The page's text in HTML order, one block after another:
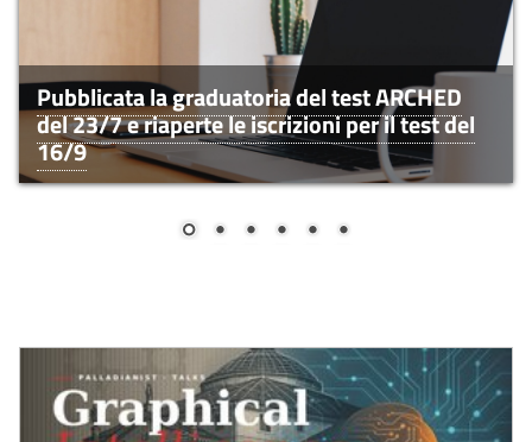
Pubblicata la graduatoria del test ARCHED
del 23/7 e riaperte le iscrizioni per il test del
16/9